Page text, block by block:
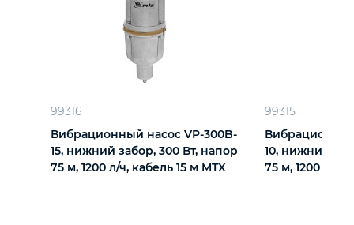
Измерительный инструмент
Силовое оборудование
Автомобильный инструмент
Крепежный инструмент
99316
Вибрационный насос VP-300B-
15, нижний забор, 300 Вт, напор
75 м, 1200 л/ч, кабель 15 м MTX
99315
10, нижний
75 м, 1200 л/ч,